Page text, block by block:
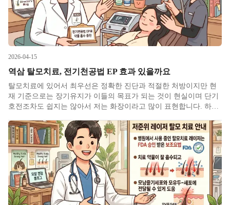
2026-04-15
역삼 탈모치료, 전기천공법 EP 효과 있을까요
탈모치료에 있어서 최우선은 정확한 진단과 적절한 처방이지만 현
재 기준으로는 장기유지가 이들의 목표가 되는 것이 현실이며 단기
호전조차도 쉽지는 않아서 저는 화장이라고 많이 표현합니다. 하지
도 장기유지도 아닌 장기호전이라고 저는 생각합니다. 이를 위한 수
단으로 크게 세가